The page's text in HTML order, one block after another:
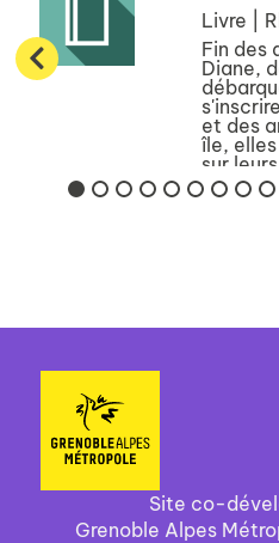
Livre |
Fin des
Diane,
et des
île,
sur
contre
Site co-
Grenoble Alpes